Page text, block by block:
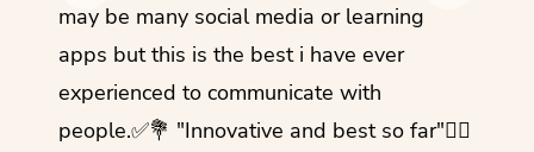
may be many social media or learning
apps but this is the best i have ever
experienced to communicate with
people.✅💐 "Innovative and best so far"✌🏻